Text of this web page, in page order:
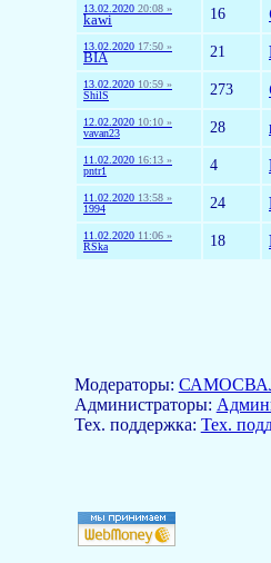
13.02.2020 20:08 »
kawi 16
13.02.2020 17:50 »
BIA 21
13.02.2020 10:59 »
ShilS
273
12.02.2020 10:10 »
vavan23
28
11.02.2020 16:13 »
pntr1
4
11.02.2020 13:58 »
1994
24
11.02.2020 11:06 »
RSka
18
Модераторы:
Aдминистраторы:
Тех. поддержка: Тех.